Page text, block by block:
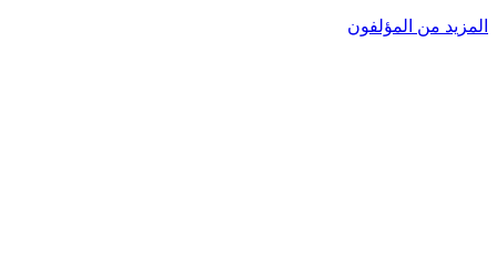
المزيد من المؤلفون